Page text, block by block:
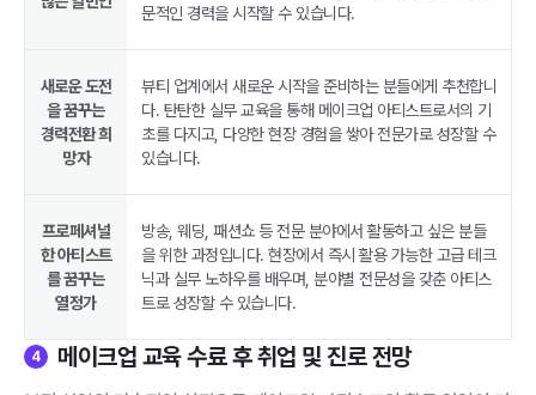
문적인 경력을 시작할 수 있습니다.
새로운 도전
을 꿈꾸는
경력전환 희
망자
뷰티 업계에서 새로운 시작을 준비하는 분들에게 추천합니
다. 탄탄한 실무 교육을 통해 메이크업 아티스트로서의 기
초를 다지고, 다양한 현장 경험을 쌓아 전문가로 성장할 수
있습니다.
프로페셔널
한 아티스트
를 꿈꾸는
열정가
방송, 웨딩, 패션쇼 등 전문 분야에서 활동하고 싶은 분들
을 위한 과정입니다. 현장에서 즉시 활용 가능한 고급 테크
닉과 실무 노하우를 배우며, 분야별 전문성을 갖춘 아티스
트로 성장할 수 있습니다.
4 메이크업 교육 수료 후 취업 및 진로 전망